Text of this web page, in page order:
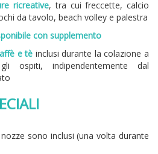
ricreative, tra cui freccette, calcio
da tavolo, beach volley e palestra
con supplemento
e tè inclusi durante la colazione a
ospiti, indipendentemente dal
sono inclusi (una volta durante